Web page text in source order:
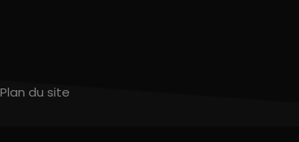
Plan du site